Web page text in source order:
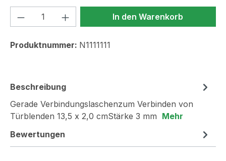
Produkt Anzahl: Gib denIn den Warenkorb
Produktnummer: N1111111
Beschreibung
Gerade Verbindungslaschenzum Verbinden von
Türblenden 13,5 x 2,0 cmStärke 3 mm Mehr
Bewertungen